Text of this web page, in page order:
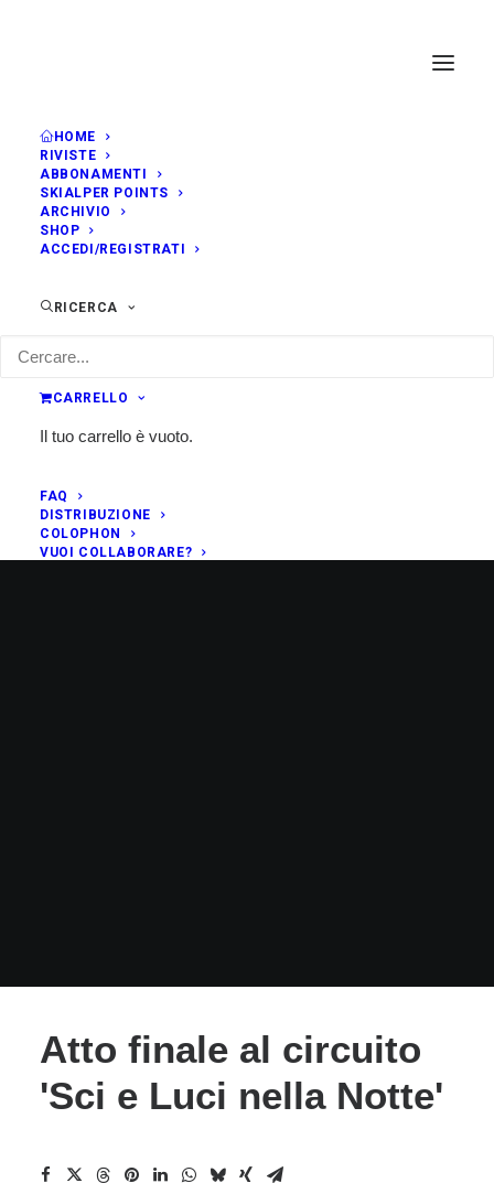
HOME
RIVISTE
ABBONAMENTI
SKIALPER POINTS
ARCHIVIO
SHOP
ACCEDI/REGISTRATI
RICERCA
CARRELLO
Il tuo carrello è vuoto.
FAQ
DISTRIBUZIONE
COLOPHON
VUOI COLLABORARE?
Atto finale al circuito
'Sci e Luci nella Notte'